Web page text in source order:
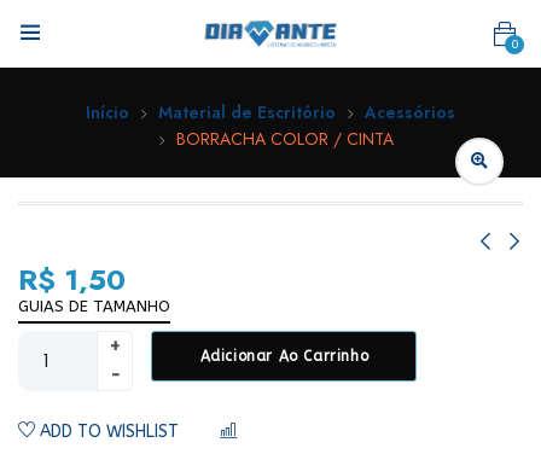
0
Início Material de Escritório
Acessórios
BORRACHA COLOR / CINTA
R$ 1,50
GUIAS DE TAMANHO
Adicionar Ao Carrinho
ADD TO WISHLIST